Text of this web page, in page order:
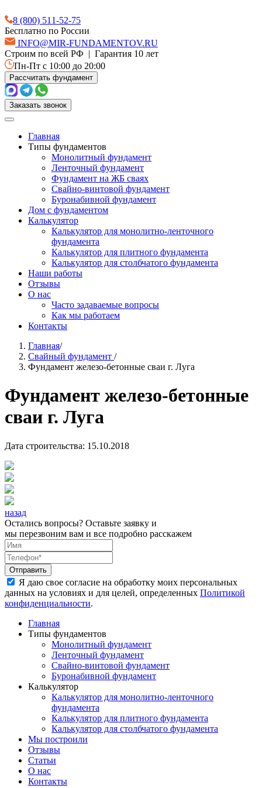
8 (800) 511-52-75
Бесплатно по России
INFO@MIR-FUNDAMENTOV.RU
Строим по всей РФ | Гарантия 10 лет
Пн-Пт с 10:00 до 20:00
Рассчитать фундамент
Заказать звонок
Главная
Типы фундаментов
Монолитный фундамент
Ленточный фундамент
Фундамент на ЖБ сваях
Свайно-винтовой фундамент
Буронабивной фундамент
Дом с фундаментом
Калькулятор
Калькулятор для монолитно-ленточного
фундамента
Калькулятор для плитного фундамента
Калькулятор для столбчатого фундамента
Наши работы
Отзывы
О нас
Часто задаваемые вопросы
Как мы работаем
Контакты
Главная/
Свайный фундамент /
Фундамент железо-бетонные сваи г. Луга
Фундамент железо-бетонные
сваи г. Луга
Дата строительства: 15.10.2018
назад
Остались вопросы? Оставьте заявку и
мы перезвоним вам и все подробно расскажем
Отправить
Я даю свое согласие на обработку моих персональных
данных на условиях и для целей, определенных Политикой
конфиденциальности.
Главная
Типы фундаментов
Монолитный фундамент
Ленточный фундамент
Свайно-винтовой фундамент
Буронабивной фундамент
Калькулятор
Калькулятор для монолитно-ленточного
фундамента
Калькулятор для плитного фундамента
Калькулятор для столбчатого фундамента
Мы построили
Отзывы
Статьи
О нас
Контакты